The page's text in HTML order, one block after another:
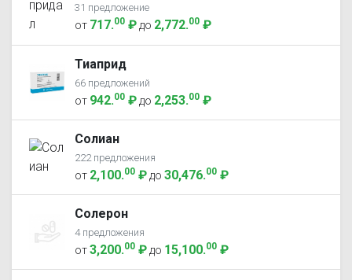
31 предложение
от 717.00 ₽ до 2,772.00 ₽
Тиаприд
66 предложений
от 942.00 ₽ до 2,253.00 ₽
Солиан
222 предложения
от 2,100.00 ₽ до 30,476.00 ₽
Солерон
4 предложения
от3,200.00 ₽ до 15,100.00 ₽